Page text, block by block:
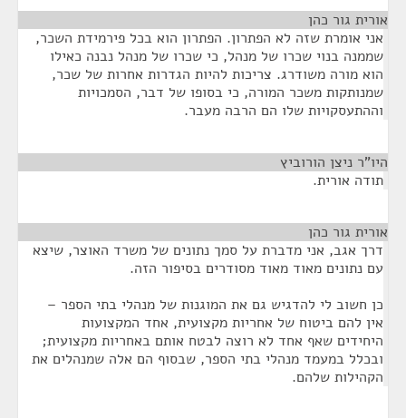
אורית גור כהן
אני אומרת שזה לא הפתרון. הפתרון הוא בכל פירמידת השכר,
שממנה בנוי שכרו של מנהל, כי שכרו של מנהל נבנה כאילו
הוא מורה משודרג. צריכות להיות הגדרות אחרות של שכר,
שמנותקות משכר המורה, כי בסופו של דבר, הסמכויות
וההתעסקויות שלו הם הרבה מעבר.
היו"ר ניצן הורוביץ
תודה אורית.
אורית גור כהן
דרך אגב, אני מדברת על סמך נתונים של משרד האוצר, שיצא
עם נתונים מאוד מאוד מסודרים בסיפור הזה.
כן חשוב לי להדגיש גם את המוגנות של מנהלי בתי הספר –
אין להם ביטוח של אחריות מקצועית, אחד המקצועות
היחידים שאף אחד לא רוצה לבטח אותם באחריות מקצועית;
ובכלל במעמד מנהלי בתי הספר, שבסוף הם אלה שמנהלים את
הקהילות שלהם.